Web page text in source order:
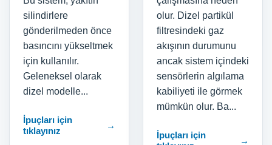
silindirlere
gönderilmeden önce
basıncını yükseltmek
için kullanılır.
Geleneksel olarak
dizel modelle...
İpuçları için
tıklayınız
→
olur. Dizel partikül
filtresindeki gaz
akışının durumunu
ancak sistem içindeki
sensörlerin algılama
kabiliyeti ile görmek
mümkün olur. Ba...
İpuçları için
→